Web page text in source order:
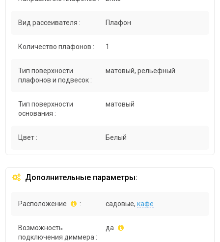
Вид рассеивателя : Плафон
Количество плафонов : 1
Тип поверхности
плафонов и подвесок :
матовый, рельефный
Тип поверхности
основания :
матовый
Цвет : Белый
Дополнительные параметры:
Расположение : садовые,кафе
Возможность
подключения диммера :
да